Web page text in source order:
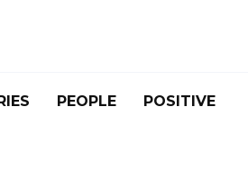
PEOPLE POSITIVE